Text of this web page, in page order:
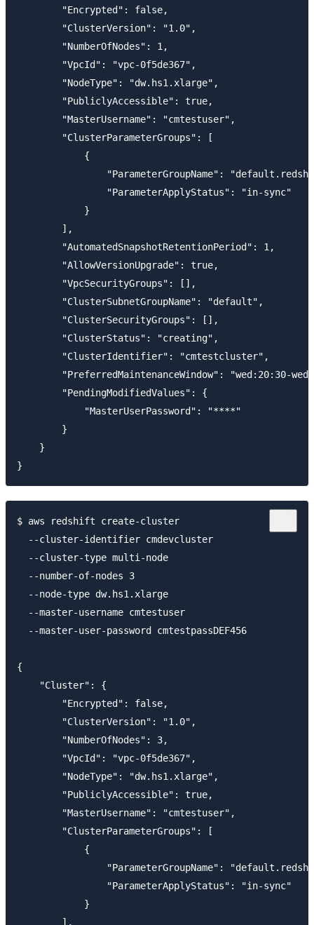
        "Encrypted": false,
        "ClusterVersion": "1.0",
        "NumberOfNodes": 1,
        "VpcId": "vpc-0f5de367",
        "NodeType": "dw.hs1.xlarge",
        "PubliclyAccessible": true,
        "MasterUsername": "cmtestuser",
        "ClusterParameterGroups": [
            {
"ParameterGroupName":
                "ParameterApplyStatus": "in-sync"
            }
        ],
        "AutomatedSnapshotRetentionPeriod": 1,
        "AllowVersionUpgrade": true,
        "VpcSecurityGroups": [],
        "ClusterSubnetGroupName": "default",
        "ClusterSecurityGroups": [],
        "ClusterStatus": "creating",
        "ClusterIdentifier": "cmtestcluster",
"PreferredMaintenanceWindow": "wed:20:30-
        "PendingModifiedValues": {
            "MasterUserPassword": "****"
        }
    }
$ aws redshift create-cluster
  --cluster-identifier cmdevcluster
  --cluster-type multi-node
  --number-of-nodes 3
  --node-type dw.hs1.xlarge
  --master-username cmtestuser
  --master-user-password cmtestpassDEF456
{
    "Cluster": {
        "Encrypted": false,
        "ClusterVersion": "1.0",
        "NumberOfNodes": 3,
        "VpcId": "vpc-0f5de367",
        "NodeType": "dw.hs1.xlarge",
        "PubliclyAccessible": true,
        "MasterUsername": "cmtestuser",
        "ClusterParameterGroups": [
            {
"ParameterGroupName":
                "ParameterApplyStatus": "in-sync"
            }
        ],